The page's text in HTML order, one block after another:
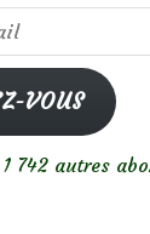
VOUS
742 autres